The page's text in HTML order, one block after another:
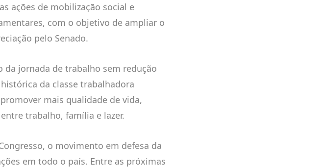
ações de mobilização social e
com o objetivo de ampliar o
pelo Senado.
da jornada de trabalho sem redução
da classe trabalhadora
mais qualidade de vida,
trabalho, família e lazer.
o movimento em defesa da
em todo o país. Entre as próximas